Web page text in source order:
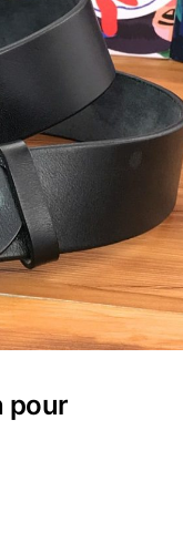
pour